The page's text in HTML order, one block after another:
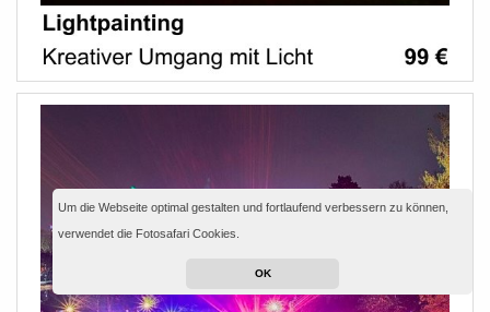
Um die Webseite optimal gestalten und fortlaufend verbessern zu können,
verwendet die Fotosafari Cookies.
OK